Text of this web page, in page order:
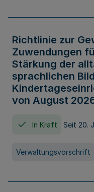
Richtlinie zur
Zuwendungen
Stärkung der
sprachlichen
von August
In Kraft Seit 20.
Verwaltungsvorschrift